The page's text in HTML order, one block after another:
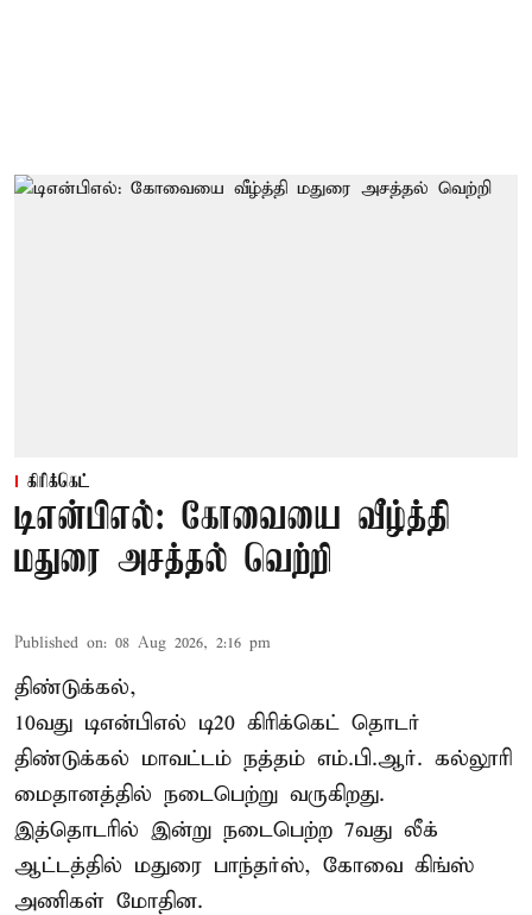
கிரிக்கெட்
டிஎன்பிஎல்: கோவையை வீழ்த்தி
மதுரை அசத்தல் வெற்றி
Published on: 08 Aug 2026, 2:16 pm
திண்டுக்கல்,
10வது டிஎன்பிஎல் டி20 கிரிக்கெட் தொடர்
திண்டுக்கல் மாவட்டம் நத்தம் எம்.பி.ஆர். கல்லூரி
மைதானத்தில் நடைபெற்று வருகிறது.
இத்தொடரில் இன்று நடைபெற்ற 7வது லீக்
ஆட்டத்தில் மதுரை பாந்தர்ஸ், கோவை கிங்ஸ்
அணிகள் மோதின.